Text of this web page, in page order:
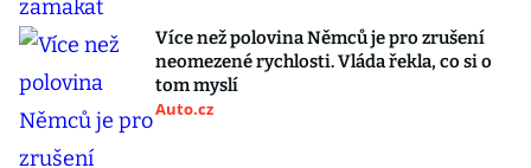
Více než polovina Němců je pro zrušení
neomezené rychlosti. Vláda řekla, co si o
tom myslí
Auto.cz